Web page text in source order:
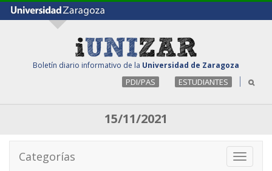
Boletín diario informativo de la Universidad de Zaragoza
PDI/PAS ESTUDIANTES
15/11/2021
Toggle
Categorías